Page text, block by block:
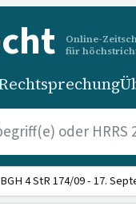
Online-
für
BGH 4 StR 174/09 - 17.